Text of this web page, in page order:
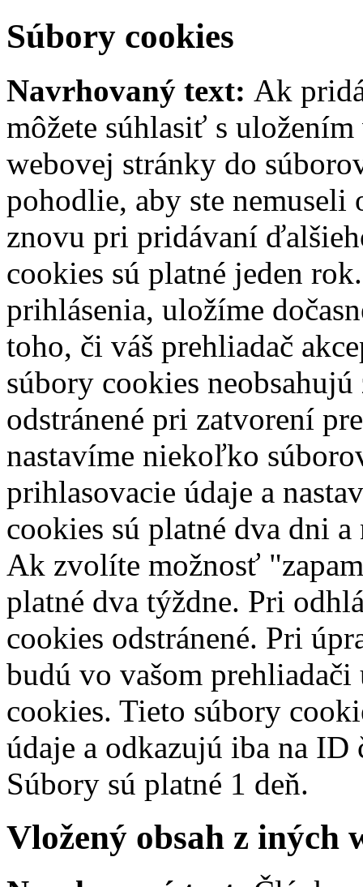
Súbory cookies
Navrhovaný text: Ak
môžete súhlasiť s
webovej stránky do
pohodlie, aby ste
znovu pri pridávaní
cookies sú platné jeden
prihlásenia, uložíme
toho, či váš prehliadač
súbory cookies
odstránené pri zatvorení
nastavíme niekoľko
prihlasovacie údaje a
cookies sú platné dva dni
Ak zvolíte možnosť
platné dva týždne. Pri
cookies odstránené. Pri
budú vo vašom
cookies. Tieto súbory
údaje a odkazujú iba na
Súbory sú platné 1 deň.
Vložený obsah z iných